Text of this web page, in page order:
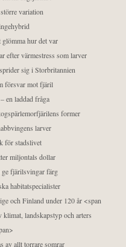
variation
glömma hur det var
efter värmestress som larver
sig i Storbritannien
försvar mot fjäril
en laddad fråga
former
larver
för stadslivet
miljontals dollar
ge fjärilsvingar färg
habitatspecialister
och Finland under 120 år <span
landskapstyp och arters
av allt torrare somrar